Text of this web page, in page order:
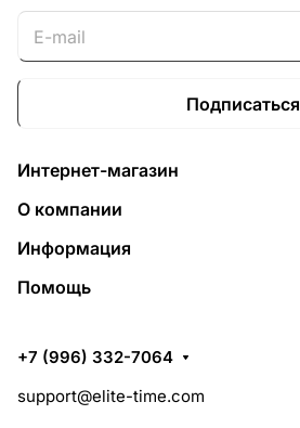
Подписаться
Интернет-магазин
О компании
Информация
Помощь
+7 (996) 332-7064
support@elite-time.com